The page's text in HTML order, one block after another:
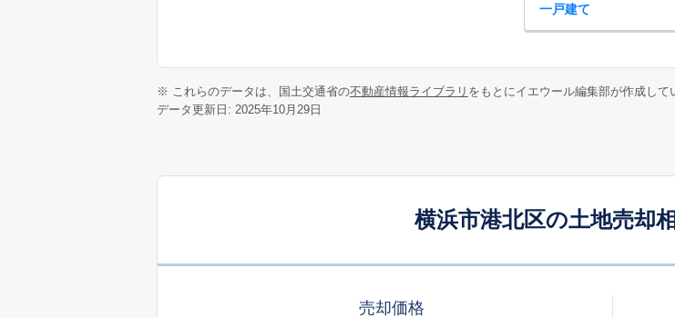
一戸建て
※ これらのデータは、国土交通省の不動産情報ライブラリ をもとにイエウール編集部が作成して
データ更新日: 2025年10月29日
横浜市港北区の土地売却
売却価格